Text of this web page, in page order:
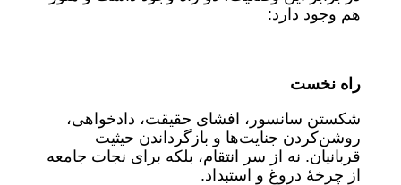
هم وجود دارد:
راه نخست
شکستن سانسور، افشای حقیقت، دادخواهی،
روشن‌کردن جنایت‌ها و بازگرداندن حیثیت
قربانیان. نه از سر انتقام، بلکه برای نجات جامعه
از چرخهٔ دروغ و استبداد.